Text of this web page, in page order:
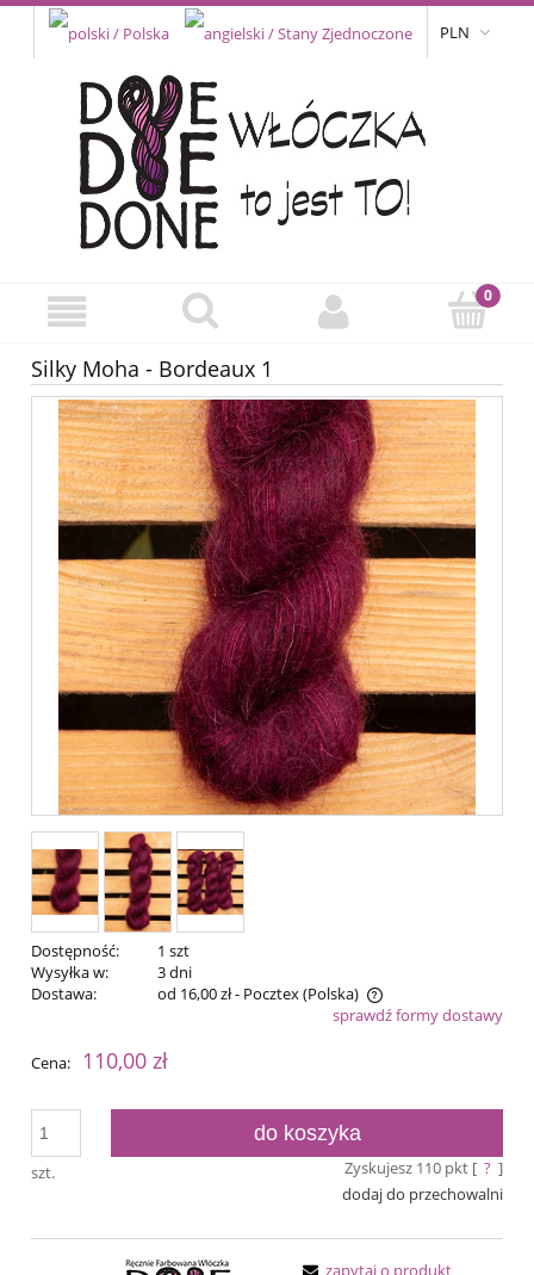
PLN
Silky Moha - Bordeaux 1
Dostępność:
1 szt
Wysyłka w:
3 dni
Dostawa:
od 16,00 zł- Pocztex(Polska)
Cena nie zawiera ewentualnych kosztów płatnościsprawdź formy dostawy
Cena: 110,00 zł
szt.
do koszyka
Zyskujesz 110pkt [ ? ]
dodaj do przechowalni
zapytaj o produkt